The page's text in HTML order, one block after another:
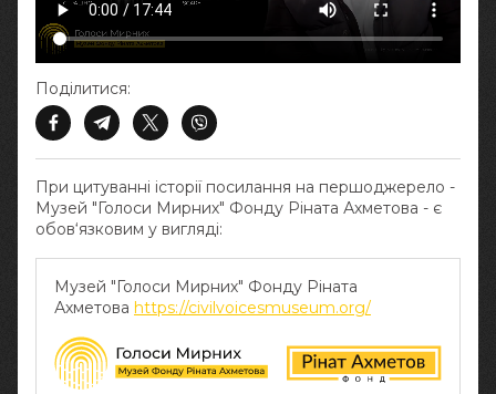
При цитуванні історії посилання на першоджерело -
Музей "Голоси Мирних" Фонду Ріната Ахметова - є
обов‘язковим у вигляді:
Музей "Голоси Мирних" Фонду Ріната
Ахметова https://civilvoicesmuseum.org/
Поділитися: